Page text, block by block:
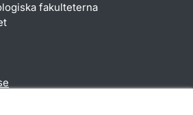
fakulteterna